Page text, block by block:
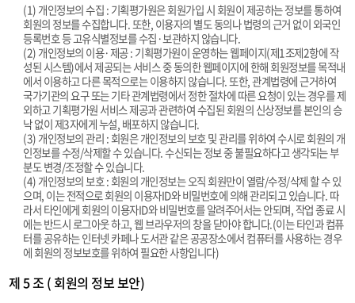
(1) 개인정보의 수집 : 기획평가원은 회원가입 시 회원이 제공하는 정보를 통하여
회원의 정보를 수집합니다. 또한, 이용자의 별도 동의나 법령의 근거 없이 외국인
등록번호 등 고유식별정보를 수집·보관하지 않습니다.
(2) 개인정보의 이용·제공 : 기획평가원이 운영하는 웹페이지(제1조제2항에 작
성된 시스템)에서 제공되는 서비스 중 동의한 웹페이지에 한해 회원정보를 목적내
에서 이용하고 다른 목적으로는 이용하지 않습니다. 또한, 관계법령에 근거하여
국가기관의 요구 또는 기타 관계법령에서 정한 절차에 따른 요청이 있는 경우를 제
외하고 기획평가원 서비스 제공과 관련하여 수집된 회원의 신상정보를 본인의 승
낙 없이 제3자에게 누설, 배포하지 않습니다.
(3) 개인정보의 관리 : 회원은 개인정보의 보호 및 관리를 위하여 수시로 회원의 개
인정보를 수정/삭제할 수 있습니다. 수신되는 정보 중 불필요하다고 생각되는 부
분도 변경/조정할 수 있습니다.
(4) 개인정보의 보호 : 회원의 개인정보는 오직 회원만이 열람/수정/삭제 할 수 있
으며, 이는 전적으로 회원의 이용자ID와 비밀번호에 의해 관리되고 있습니다. 따
라서 타인에게 회원의 이용자ID와 비밀번호를 알려주어서는 안되며, 작업 종료 시
에는 반드시 로그아웃 하고, 웹 브라우저의 창을 닫아야 합니다.(이는 타인과 컴퓨
터를 공유하는 인터넷 카페나 도서관 같은 공공장소에서 컴퓨터를 사용하는 경우
에 회원의 정보보호를 위하여 필요한 사항입니다)
제 5 조 ( 회원의 정보 보안)